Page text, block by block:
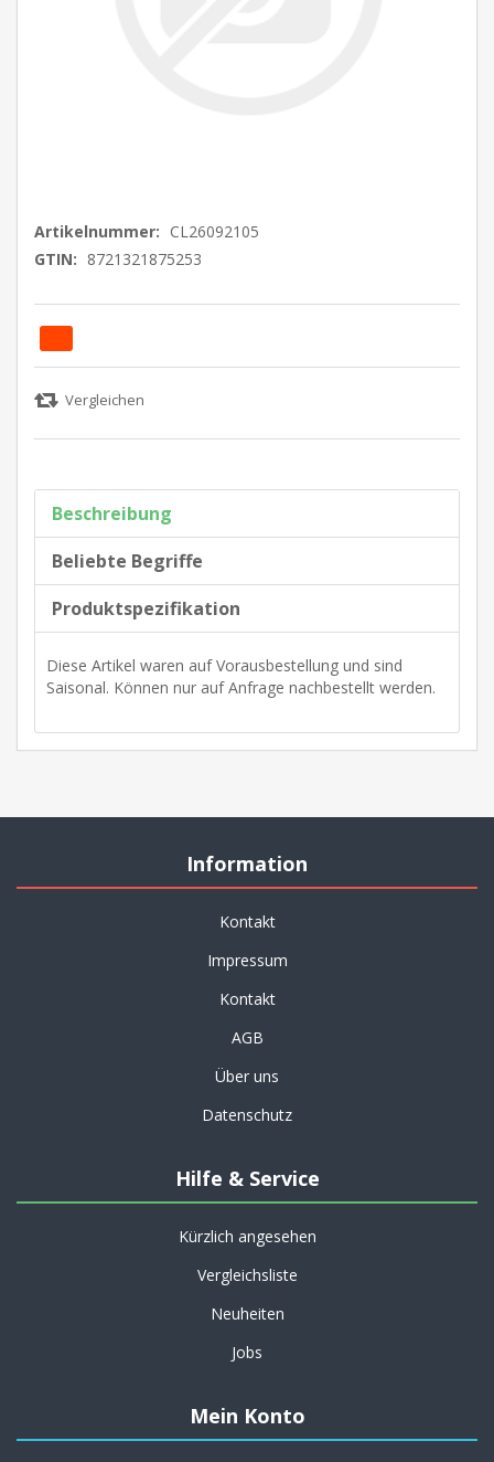
Artikelnummer: CL26092105
GTIN: 8721321875253
Beschreibung
Beliebte Begriffe
Produktspezifikation
Diese Artikel waren auf Vorausbestellung und sind
Saisonal. Können nur auf Anfrage nachbestellt werden.
Information
Kontakt
Impressum
Kontakt
AGB
Über uns
Datenschutz
Hilfe & Service
Kürzlich angesehen
Vergleichsliste
Neuheiten
Jobs
Mein Konto